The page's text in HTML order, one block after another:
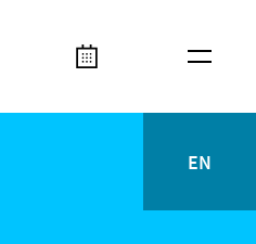
Kalender Meta
ENEnglish